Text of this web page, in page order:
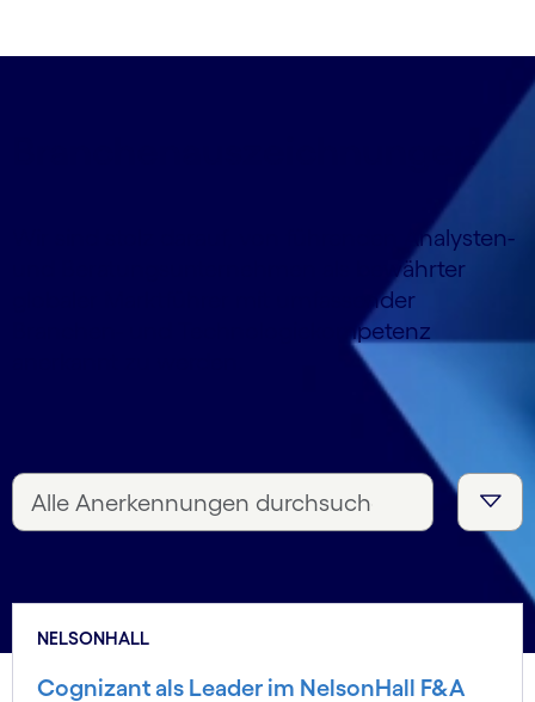
Wir sind stolz darauf, von führenden Analysten-
und Beratungs­unternehmen als bewährter
globaler Marktführer mit umfassender
Branchen- und Technologie­kompetenz
NELSONHALL
Cognizant als Leader im NelsonHall F&A